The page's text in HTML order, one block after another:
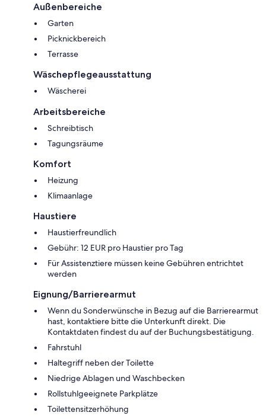
Außenbereiche
Garten
Picknickbereich
Terrasse
Wäschepflegeausstattung
Wäscherei
Arbeitsbereiche
Schreibtisch
Tagungsräume
Komfort
Heizung
Klimaanlage
Haustiere
Haustierfreundlich
Gebühr: 12 EUR pro Haustier pro Tag
Für Assistenztiere müssen keine Gebühren entrichtet
werden
Eignung/Barrierearmut
Wenn du Sonderwünsche in Bezug auf die Barrierearmut
hast, kontaktiere bitte die Unterkunft direkt. Die
Kontaktdaten findest du auf der Buchungsbestätigung.
Fahrstuhl
Haltegriff neben der Toilette
Niedrige Ablagen und Waschbecken
Rollstuhlgeeignete Parkplätze
Toilettensitzerhöhung